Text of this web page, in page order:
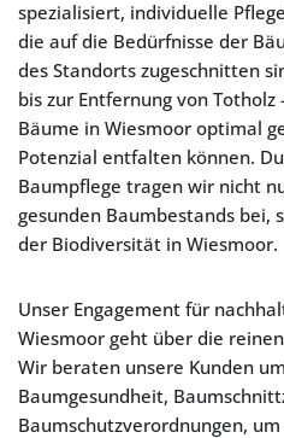
spezialisiert, individuelle
die auf die Bedürfnisse der
des Standorts zugeschnitten
bis zur Entfernung von
Bäume in Wiesmoor optimal
Potenzial entfalten können.
Baumpflege tragen wir nicht
gesunden Baumbestands bei,
der Biodiversität in Wiesmoor.
Unser Engagement für
Wiesmoor geht über die
Wir beraten unsere Kunden
Baumgesundheit,
Baumschutzverordnungen,